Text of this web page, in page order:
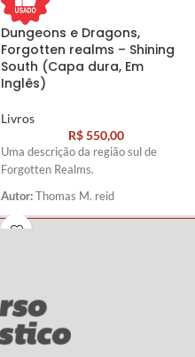
Dungeons e Dragons,
Forgotten realms – Shining
South (Capa dura, Em
Inglês)
Livros
R$550,00
Uma descrição da região sul de
Forgotten Realms.
Autor: Thomas M. reid